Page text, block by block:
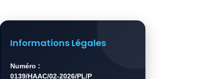
Informations Légales
Numéro :
0139/HAAC/02-2026/PL/P